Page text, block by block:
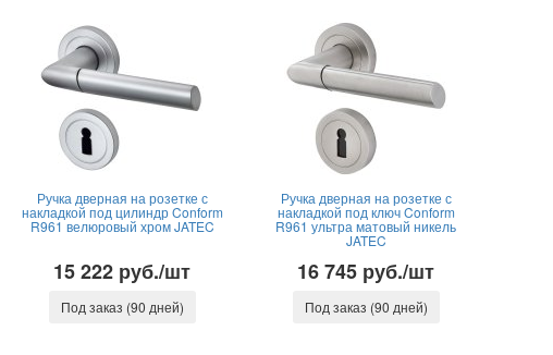
Ручка дверная на розетке с
накладкой под цилиндр Conform
R961 велюровый хром JATEC
15 222 руб./шт
Под заказ (90 дней)
Ручка дверная на розетке с
накладкой под ключ Conform
R961 ультра матовый никель
JATEC
16 745 руб./шт
Под заказ (90 дней)